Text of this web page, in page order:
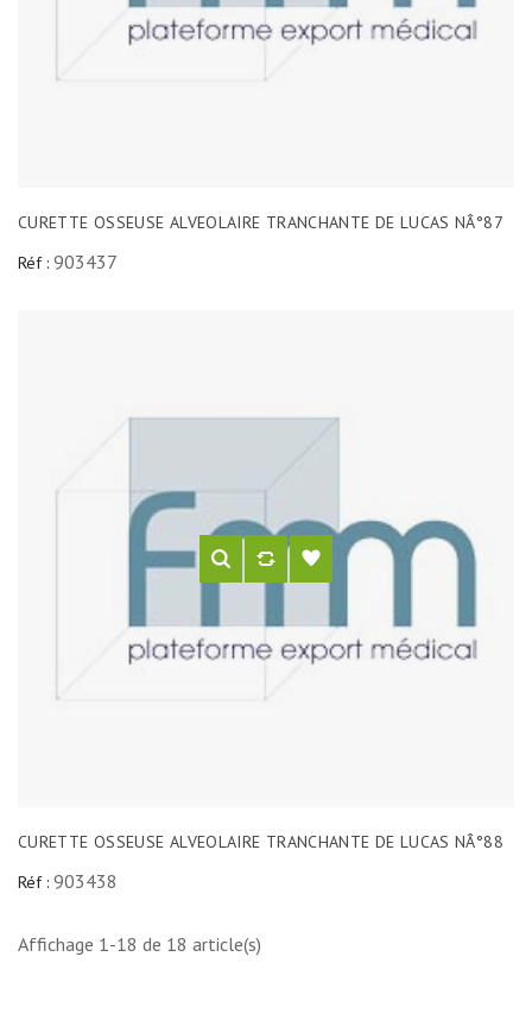
CURETTE OSSEUSE ALVEOLAIRE TRANCHANTE DE LUCAS NÂ°87
Réf : 903437
CURETTE OSSEUSE ALVEOLAIRE TRANCHANTE DE LUCAS NÂ°88
Réf : 903438
Affichage 1-18 de 18 article(s)